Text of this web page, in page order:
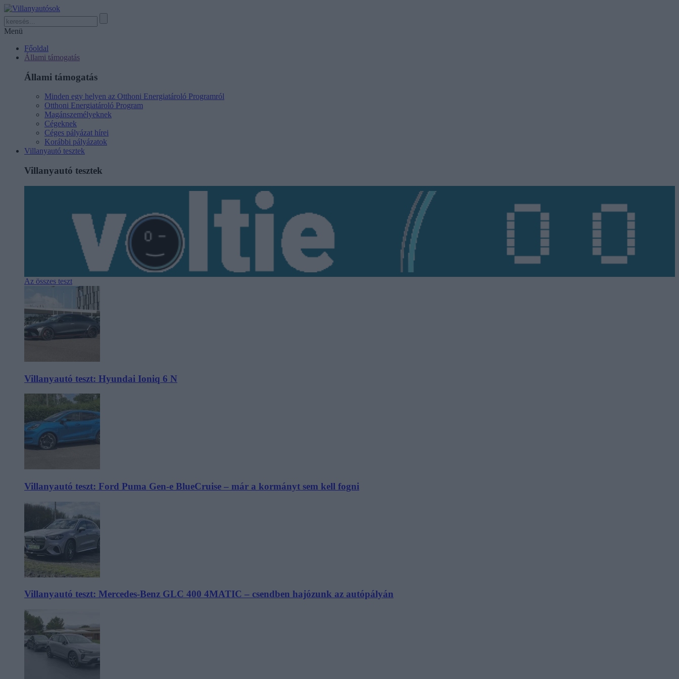
Menü
Főoldal
Állami támogatás
Állami támogatás
Minden egy helyen az Otthoni Energiatároló Programról
Otthoni Energiatároló Program
Magánszemélyeknek
Cégeknek
Céges pályázat hírei
Korábbi pályázatok
Villanyautó tesztek
Villanyautó tesztek
Az összes teszt
Villanyautó teszt: Hyundai Ioniq 6 N
Villanyautó teszt: Ford Puma Gen-e BlueCruise – már a kormányt sem kell fogni
Villanyautó teszt: Mercedes-Benz GLC 400 4MATIC – csendben hajózunk az autópályán